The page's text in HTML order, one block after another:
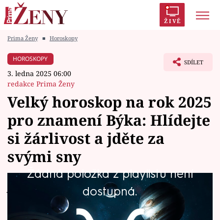
ŽIVĚ
Módní alarm
Témata
Celebrity
Vztahy
Prima Ženy ■ Horoskopy
HOROSKOPY
3. ledna 2025 06:00
redakce Prima Ženy
SDÍLET
Velký horoskop na rok 2025
pro znamení Býka: Hlídejte
si žárlivost a jděte za
svými sny
Žádná položka z playlistu není
dostupná.
Jaký bude rok 2025 pro znamení Býka? Přináší
vám hodně stagnace spojené s tajemstvím,
které vám někdo otevře v polovině roku a vy